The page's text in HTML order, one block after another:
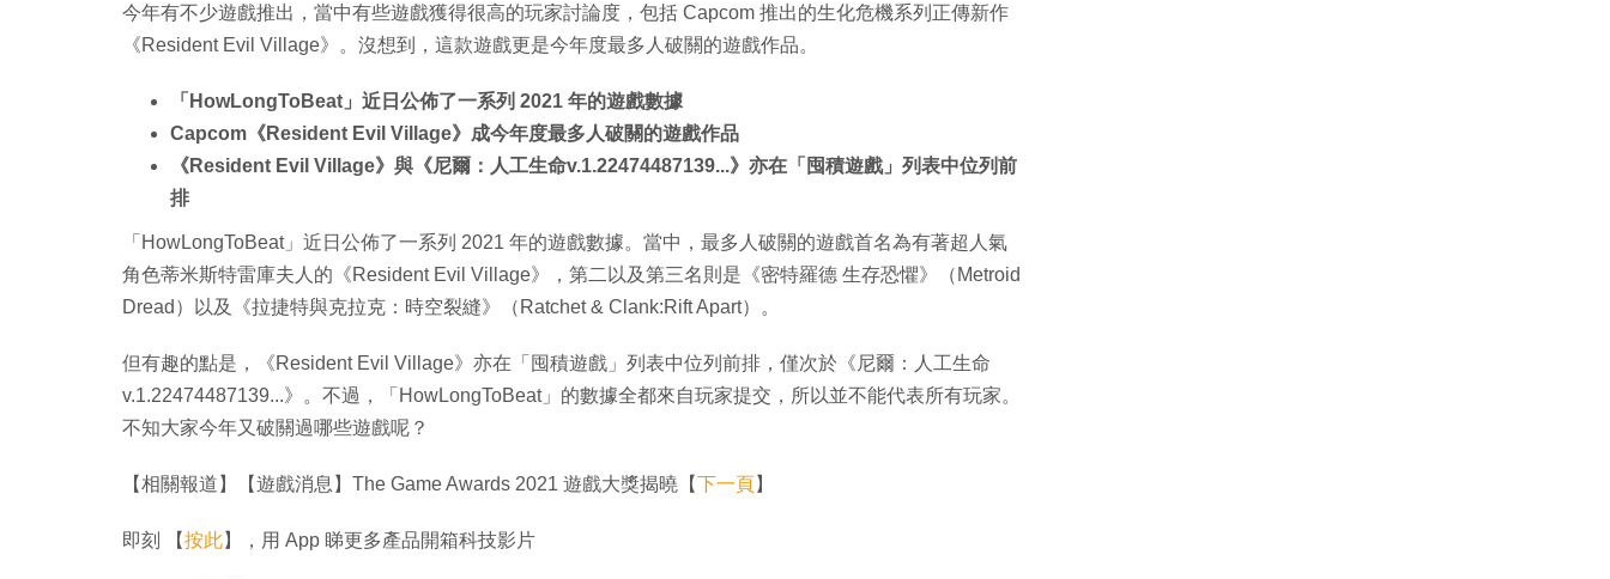
今年有不少遊戲推出，當中有些遊戲獲得很高的玩家討論度，包括 Capcom 推出的生化危機系列正傳新作
《Resident Evil Village》。沒想到，這款遊戲更是今年度最多人破關的遊戲作品。
「HowLongToBeat」近日公佈了一系列 2021 年的遊戲數據
Capcom《Resident Evil Village》成今年度最多人破關的遊戲作品
《Resident Evil Village》與《尼爾：人工生命v.1.22474487139...》亦在「囤積遊戲」列表中位列前
排
「HowLongToBeat」近日公佈了一系列 2021 年的遊戲數據。當中，最多人破關的遊戲首名為有著超人氣
角色蒂米斯特雷庫夫人的《Resident Evil Village》，第二以及第三名則是《密特羅德 生存恐懼》（Metroid
Dread）以及《拉捷特與克拉克：時空裂縫》（Ratchet & Clank:Rift Apart）。
但有趣的點是，《Resident Evil Village》亦在「囤積遊戲」列表中位列前排，僅次於《尼爾：人工生命
v.1.22474487139...》。不過，「HowLongToBeat」的數據全都來自玩家提交，所以並不能代表所有玩家。
不知大家今年又破關過哪些遊戲呢？
【相關報道】【遊戲消息】The Game Awards 2021 遊戲大獎揭曉【下一頁】
即刻 【按此】，用 App 睇更多產品開箱科技影片